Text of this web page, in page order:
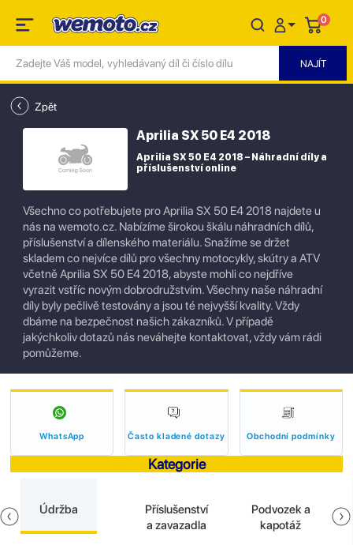
0
Zpět
Aprilia SX 50 E4 2018
Aprilia SX 50 E4 2018 – Náhradní díly a
příslušenství online
Všechno co potřebujete pro Aprilia SX 50 E4 2018 najdete u
nás na wemoto.cz. Nabízíme širokou škálu náhradních dílů,
příslušenství a dílenského materiálu. Snažíme se držet
skladem co nejvíce dílů pro všechny motocykly, skútry a ATV
včetně Aprilia SX 50 E4 2018, abyste mohli co nejdříve
vyrazit vstříc novým dobrodružstvím. Všechny naše náhradní
díly byly pečlivě testovány a jsou té nejvyšší kvality. Vždy
dbáme na bezpečnost našich zákazníků. V případě
jakýchkoliv dotazů nás neváhejte kontaktovat, vždy vám rádi
pomůžeme.
WhatsApp Často kladené dotazy Obchodní podmínky
Kategorie
Údržba
Příslušenství
a zavazadla
Podvozek a
kapotáž